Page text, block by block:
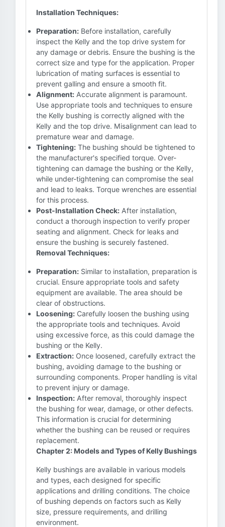
Installation Techniques:
Preparation: Before installation, carefully
inspect the Kelly and the top drive system for
any damage or debris. Ensure the bushing is the
correct size and type for the application. Proper
lubrication of mating surfaces is essential to
prevent galling and ensure a smooth fit.
Alignment: Accurate alignment is paramount.
Use appropriate tools and techniques to ensure
the Kelly bushing is correctly aligned with the
Kelly and the top drive. Misalignment can lead to
premature wear and damage.
Tightening: The bushing should be tightened to
the manufacturer's specified torque. Over-
tightening can damage the bushing or the Kelly,
while under-tightening can compromise the seal
and lead to leaks. Torque wrenches are essential
for this process.
Post-Installation Check: After installation,
conduct a thorough inspection to verify proper
seating and alignment. Check for leaks and
ensure the bushing is securely fastened.
Removal Techniques:
Preparation: Similar to installation, preparation is
crucial. Ensure appropriate tools and safety
equipment are available. The area should be
clear of obstructions.
Loosening: Carefully loosen the bushing using
the appropriate tools and techniques. Avoid
using excessive force, as this could damage the
bushing or the Kelly.
Extraction: Once loosened, carefully extract the
bushing, avoiding damage to the bushing or
surrounding components. Proper handling is vital
to prevent injury or damage.
Inspection: After removal, thoroughly inspect
the bushing for wear, damage, or other defects.
This information is crucial for determining
whether the bushing can be reused or requires
replacement.
Chapter 2: Models and Types of Kelly Bushings
Kelly bushings are available in various models
and types, each designed for specific
applications and drilling conditions. The choice
of bushing depends on factors such as Kelly
size, pressure requirements, and drilling
environment.